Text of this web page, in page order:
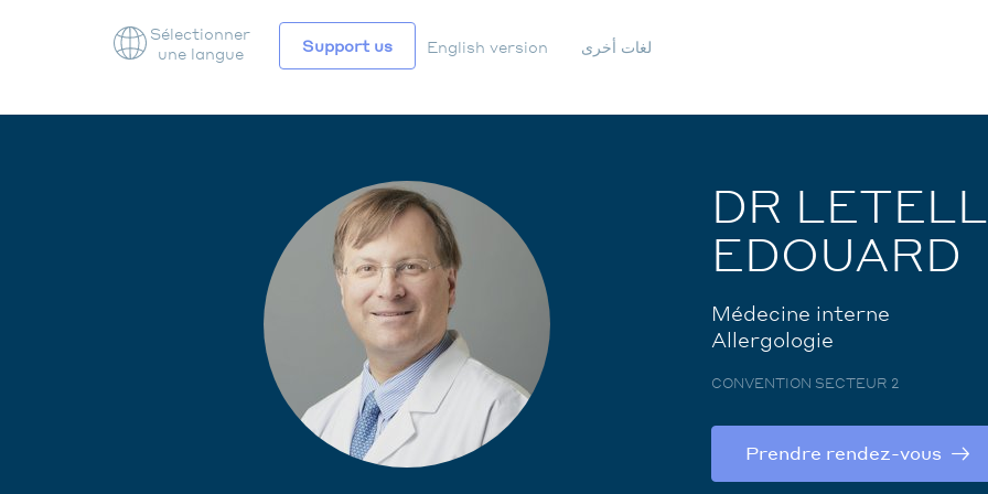
لغات أخرى English version
Support us
Sélectionner
une langue
SECONDAIRE
DR
EDOUARD
Médecine interne
Allergologie
CONVENTION SECTEUR 2
Prendre rendez-vous